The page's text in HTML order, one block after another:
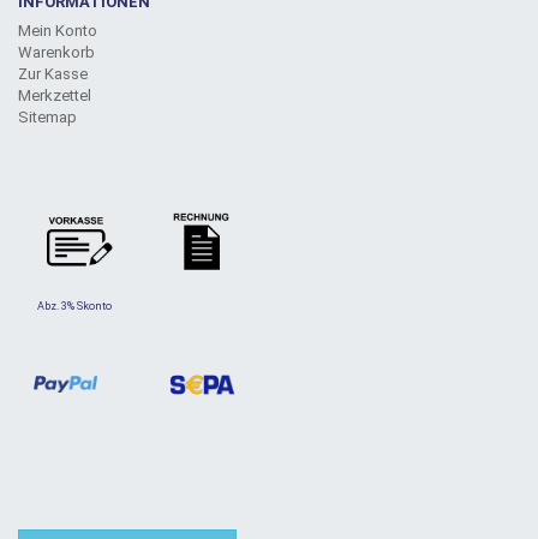
Mein Konto
Warenkorb
Zur Kasse
Merkzettel
Sitemap
Abz. 3% Skonto